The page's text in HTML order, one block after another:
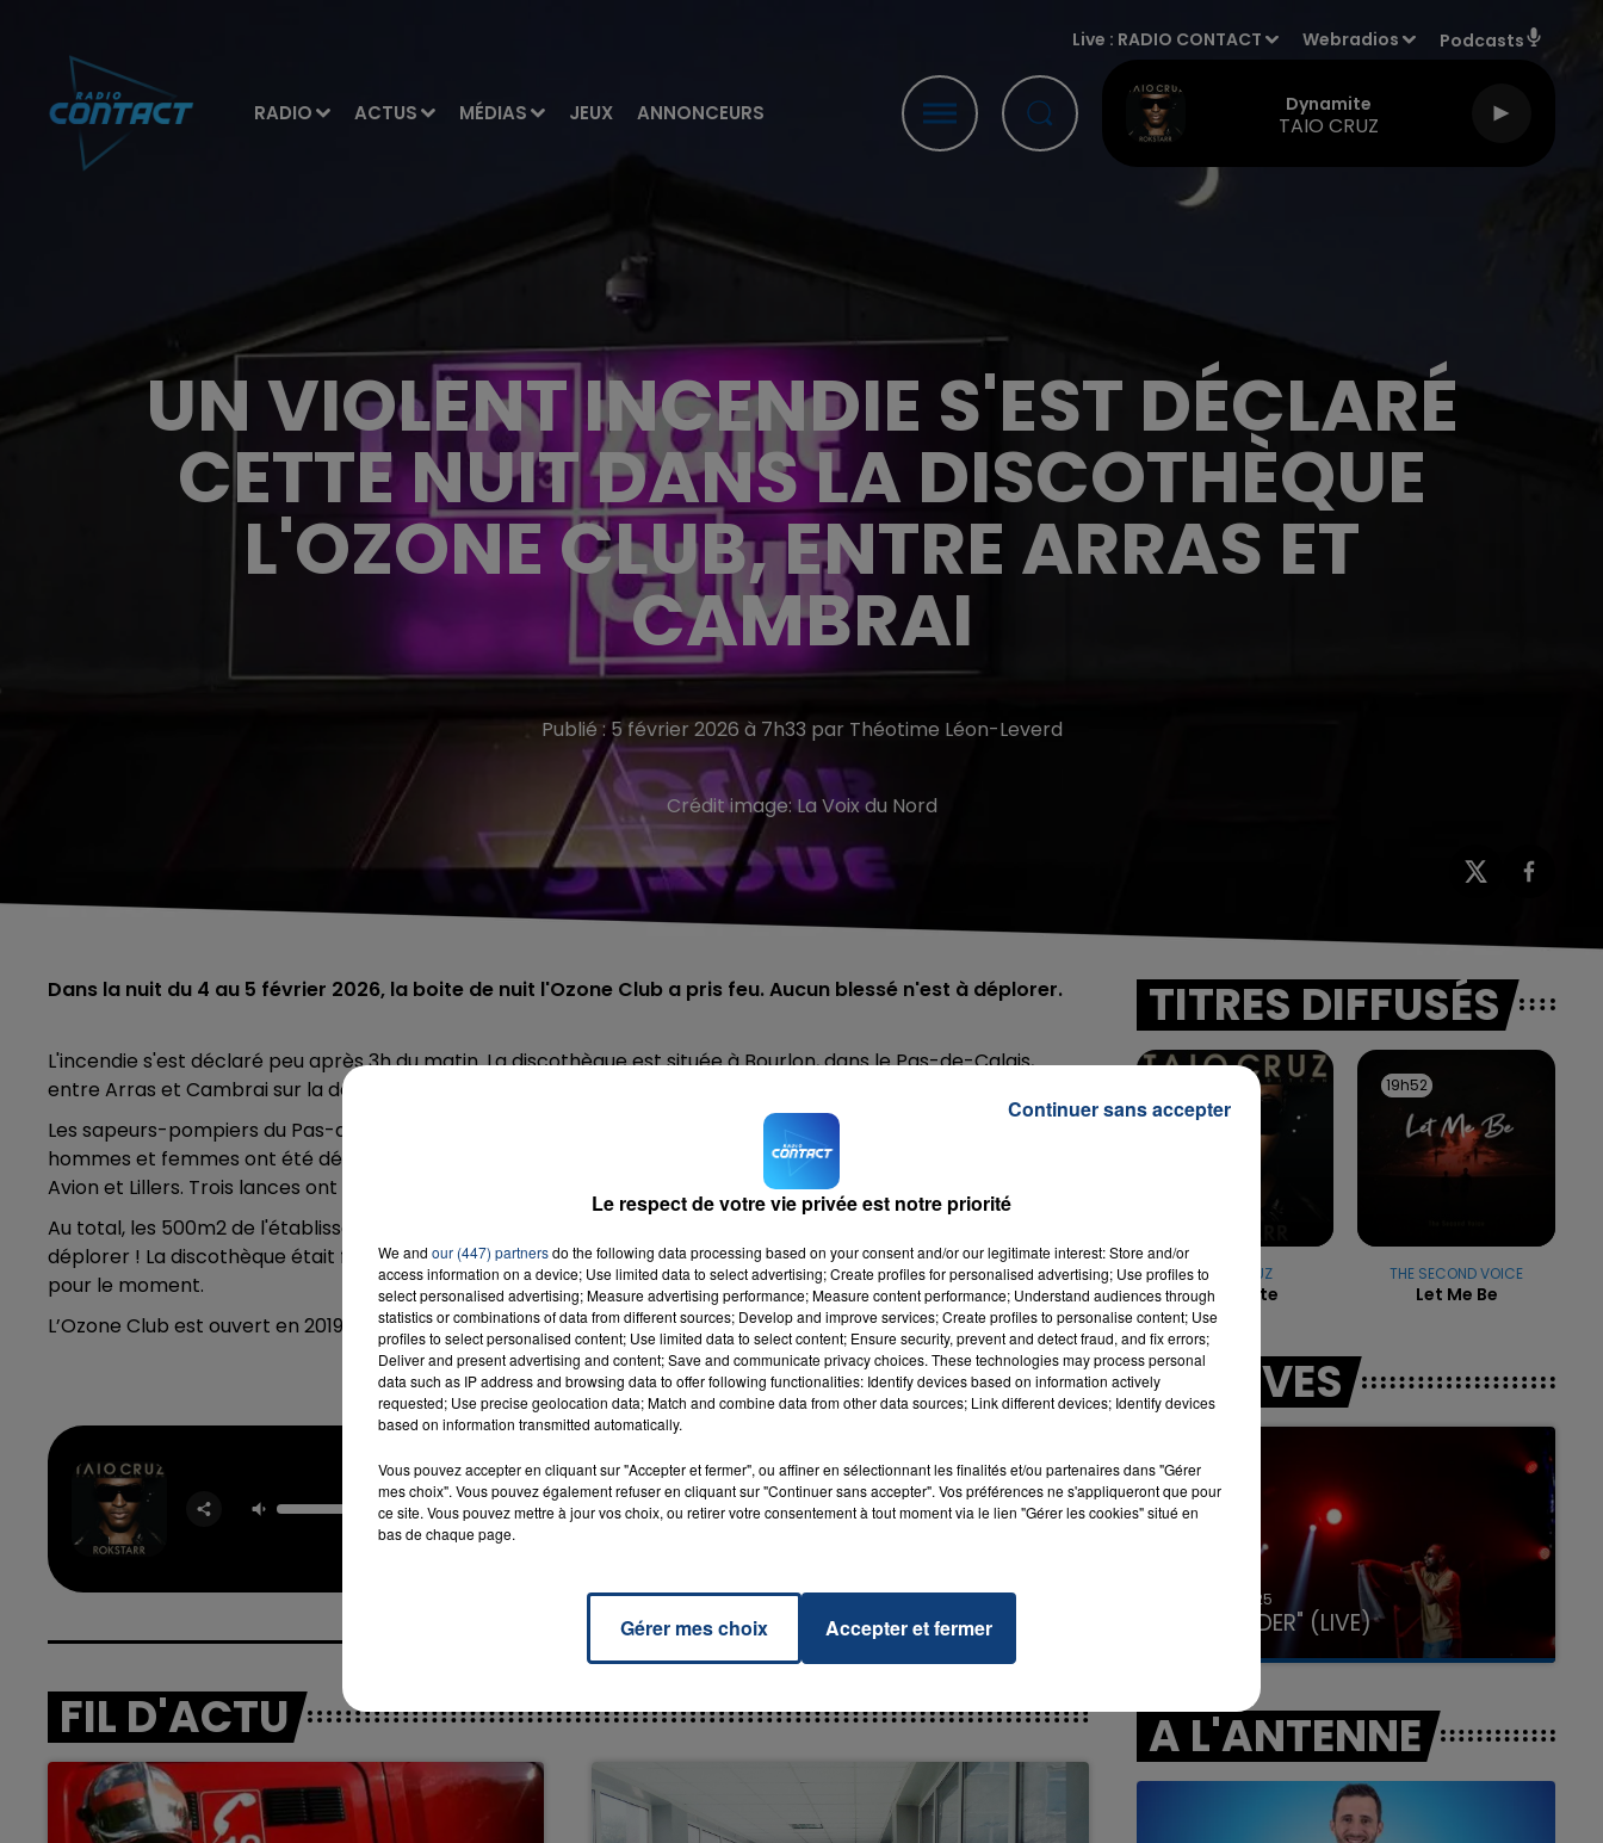
RADIO ACTUS MÉDIAS JEUX ANNONCEURS
Live : RADIO CONTACT Webradios Podcasts
Dynamite
TAIO CRUZ
7h00 - 11h00
UN VIOLENT INCENDIE S'EST DÉCLARÉ
CETTE NUIT DANS LA DISCOTHÈQUE
L'OZONE CLUB, ENTRE ARRAS ET
CAMBRAI
Publié : 5 février 2026 à 7h33 par Théotime Léon-Leverd
Crédit image:La Voix du Nord
Dans la nuit du 4 au 5 février 2026, la boite de nuit l'Ozone Club a pris feu. Aucun blessé n'est à déplorer.
L'incendie s'est déclaré peu après 3h du matin. La discothèque est située à Bourlon, dans le Pas-de-Calais,
entre Arras et Cambrai sur la départementale D939.
Les sapeurs-pompiers du Pas-de-Calais sont parvenus à maitriser les flammes après de longues heures. 38
hommes et femmes ont été déployés au départ des casernes de Marquion, Cambrai, Marcoing, Bapaume,
Avion et Lillers. Trois lances ont été déployées dont une aérienne.
Au total, les 500m2 de l'établissement ont été touchés par les flammes. Heureusement, aucune victime n'est à
déplorer ! La discothèque était fermée au public cette nuit. Les causes de l'incendie sont toujours inconnues
pour le moment.
L’Ozone Club est ouvert en 2019 et peut accueillir jusqu’à 600 personnes.
Dynamite
TAIO CRUZ
RADIO CONTACT
FIL D'ACTU
TITRES DIFFUSÉS
TAIO CRUZ
Dynamite
19h52
19h52
THE SECOND VOICE
Let Me Be
LES LIVES
31 janvier 2025
GIMS "SPIDER" (LIVE)
A L'ANTENNE
Le respect de votre vie privée est notre priorité
We and our (447) partnersdo the following data processing based on your consent and/or our legitimate interest: Store and/or
access information on a device; Use limited data to select advertising; Create profiles for personalised advertising; Use profiles to
select personalised advertising; Measure advertising performance; Measure content performance; Understand audiences through
statistics or combinations of data from different sources; Develop and improve services; Create profiles to personalise content; Use
profiles to select personalised content; Use limited data to select content; Ensure security, prevent and detect fraud, and fix errors;
Deliver and present advertising and content; Save and communicate privacy choices. These technologies may process personal
data such as IP address and browsing data to offer following functionalities: Identify devices based on information actively
requested; Use precise geolocation data; Match and combine data from other data sources; Link different devices; Identify devices
based on information transmitted automatically.
Vous pouvez accepter en cliquant sur "Accepter et fermer", ou affiner en sélectionnant les finalités et/ou partenaires dans "Gérer
mes choix". Vous pouvez également refuser en cliquant sur "Continuer sans accepter". Vos préférences ne s'appliqueront que pour
ce site. Vous pouvez mettre à jour vos choix, ou retirer votre consentement à tout moment via le lien "Gérer les cookies" situé en
bas de chaque page.
Gérer mes choix Accepter et fermer
Continuer sans accepter